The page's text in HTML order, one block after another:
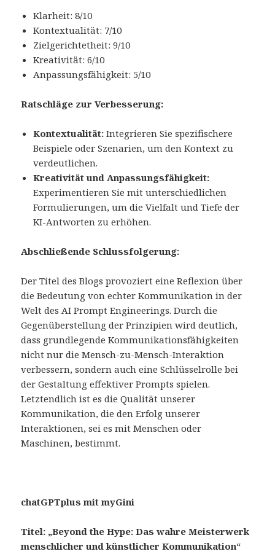
Klarheit: 8/10
Kontextualität: 7/10
Zielgerichtetheit: 9/10
Kreativität: 6/10
Anpassungsfähigkeit: 5/10
Ratschläge zur Verbesserung:
Kontextualität: Integrieren Sie spezifischere
Beispiele oder Szenarien, um den Kontext zu
verdeutlichen.
Kreativität und Anpassungsfähigkeit:
Experimentieren Sie mit unterschiedlichen
Formulierungen, um die Vielfalt und Tiefe der
KI-Antworten zu erhöhen.
Abschließende Schlussfolgerung:
Der Titel des Blogs provoziert eine Reflexion über
die Bedeutung von echter Kommunikation in der
Welt des AI Prompt Engineerings. Durch die
Gegenüberstellung der Prinzipien wird deutlich,
dass grundlegende Kommunikationsfähigkeiten
nicht nur die Mensch-zu-Mensch-Interaktion
verbessern, sondern auch eine Schlüsselrolle bei
der Gestaltung effektiver Prompts spielen.
Letztendlich ist es die Qualität unserer
Kommunikation, die den Erfolg unserer
Interaktionen, sei es mit Menschen oder
Maschinen, bestimmt.
chatGPTplus mit myGini
Titel: „Beyond the Hype: Das wahre Meisterwerk
menschlicher und künstlicher Kommunikation“